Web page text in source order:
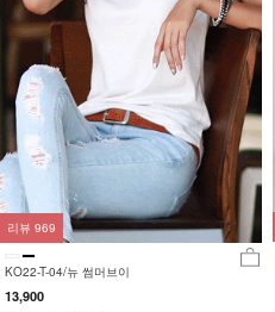
KO22-T-04/뉴 썸머브이
13,900
리뷰 969